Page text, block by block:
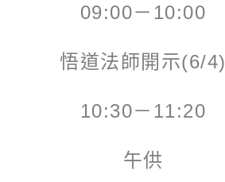
09:00－10:00
悟道法師開示(6/4)
10:30－11:20
午供